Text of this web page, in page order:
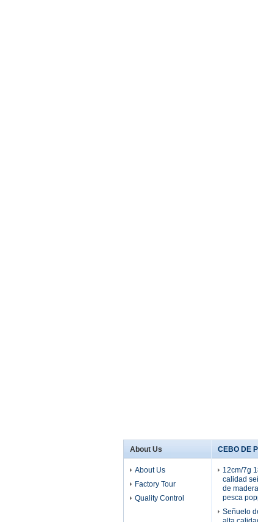
About Us
About Us
Factory Tour
Quality Control
CEBO DE
12cm/7g
calidad
de
pesca
Señuelo